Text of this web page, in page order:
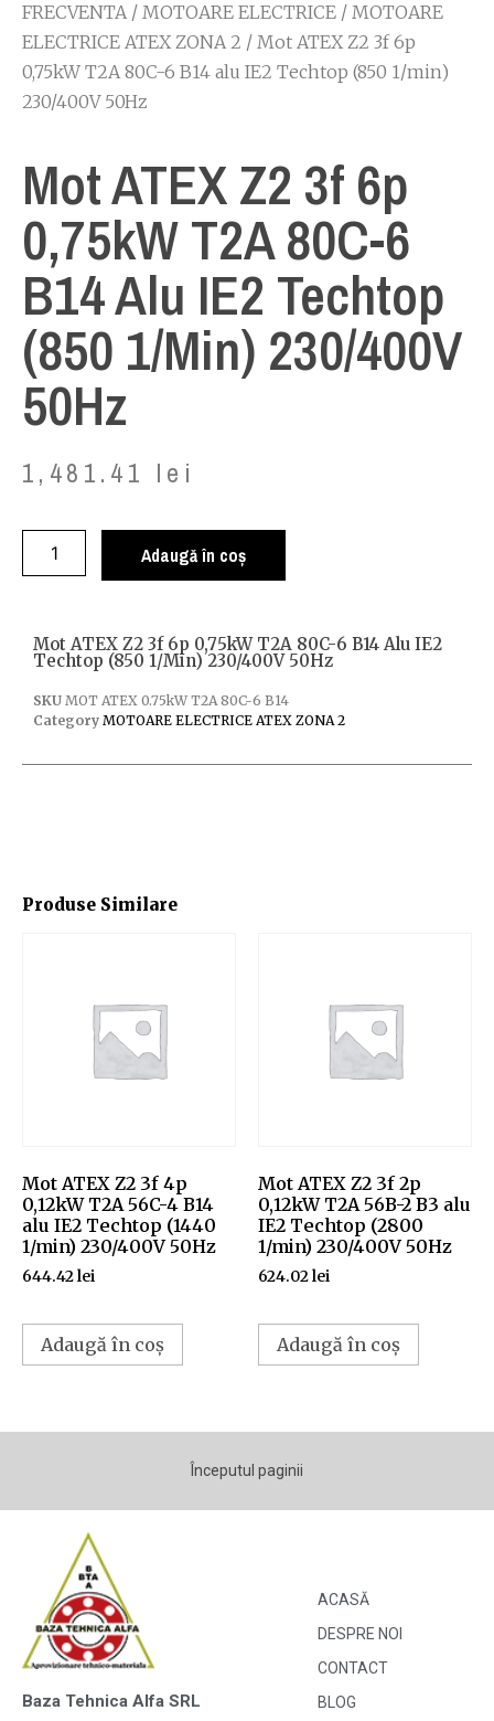
FRECVENTA/ MOTOARE ELECTRICE / MOTOARE
ELECTRICE ATEX ZONA 2 / Mot ATEX Z2 3f 6p
0,75kW T2A 80C-6 B14 alu IE2 Techtop (850 1/min)
230/400V 50Hz
Mot ATEX Z2 3f 6p
0,75kW T2A 80C-6
B14 Alu IE2 Techtop
(850 1/min) 230/400V
50Hz
1,481.41 lei
Adaugă în coș
Produse Similare
Mot ATEX Z2 3f 4p
0,12kW T2A 56C-4 B14
alu IE2 Techtop (1440
1/min) 230/400V 50Hz
644.42lei
Adaugă în coș
Mot ATEX Z2 3f 2p
0,12kW T2A 56B-2 B3 alu
IE2 Techtop (2800
1/min) 230/400V 50Hz
624.02lei
Adaugă în coș
Mot ATEX Z2 3f 6p 0,75kW T2A 80C-6 B14 Alu IE2
Techtop (850 1/min) 230/400V 50Hz
SKU MOT ATEX 0.75kW T2A 80C-6 B14
Category MOTOARE ELECTRICE ATEX ZONA 2
Începutul paginii
Baza Tehnica Alfa SRL
ACASĂ
DESPRE NOI
CONTACT
BLOG